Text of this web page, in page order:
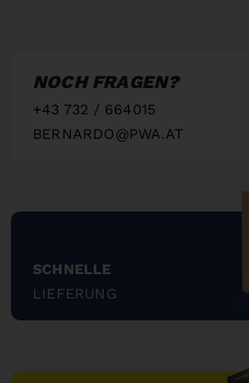
NOCH FRAGEN?
+43 732 / 664015
BERNARDO@PWA.AT
SCHNELLE
LIEFERUNG
"